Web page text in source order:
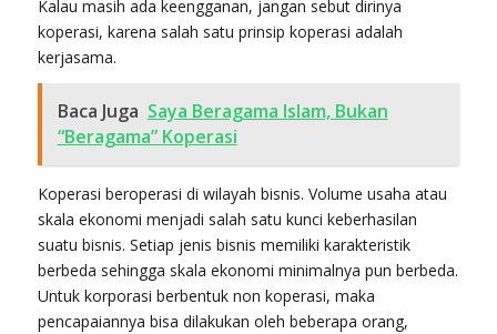
Kalau masih ada keengganan, jangan sebut dirinya
koperasi, karena salah satu prinsip koperasi adalah
kerjasama.
Baca Juga Saya Beragama Islam, Bukan
“Beragama” Koperasi
Koperasi beroperasi di wilayah bisnis. Volume usaha atau
skala ekonomi menjadi salah satu kunci keberhasilan
suatu bisnis. Setiap jenis bisnis memiliki karakteristik
berbeda sehingga skala ekonomi minimalnya pun berbeda.
Untuk korporasi berbentuk non koperasi, maka
pencapaiannya bisa dilakukan oleh beberapa orang,